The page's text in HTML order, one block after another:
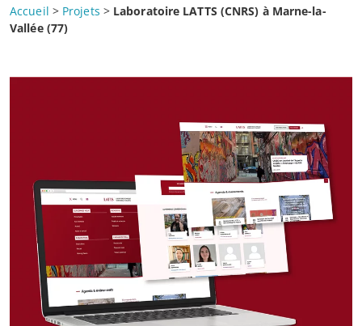
Accueil > Projets > Laboratoire LATTS (CNRS) à Marne-la-
Vallée (77)